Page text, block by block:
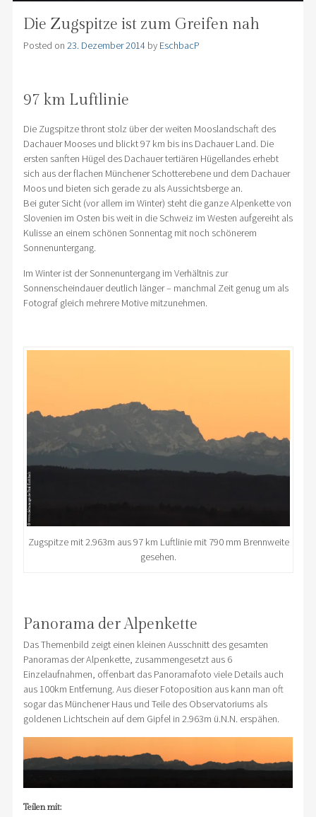
Die Zugspitze ist zum Greifen nah
Posted on 23. Dezember 2014by EschbacP
97 km Luftlinie
Die Zugspitze thront stolz über der weiten Mooslandschaft des
Dachauer Mooses und blickt 97 km bis ins Dachauer Land. Die
ersten sanften Hügel des Dachauer tertiären Hügellandes erhebt
sich aus der flachen Münchener Schotterebene und dem Dachauer
Moos und bieten sich gerade zu als Aussichtsberge an.
Bei guter Sicht (vor allem im Winter) steht die ganze Alpenkette von
Slovenien im Osten bis weit in die Schweiz im Westen aufgereiht als
Kulisse an einem schönen Sonnentag mit noch schönerem
Sonnenuntergang.
Im Winter ist der Sonnenuntergang im Verhältnis zur
Sonnenscheindauer deutlich länger – manchmal Zeit genug um als
Fotograf gleich mehrere Motive mitzunehmen.
Zugspitze mit 2.963m aus 97 km Luftlinie mit 790 mm Brennweite
gesehen.
Panorama der Alpenkette
Das Themenbild zeigt einen kleinen Ausschnitt des gesamten
Panoramas der Alpenkette, zusammengesetzt aus 6
Einzelaufnahmen, offenbart das Panoramafoto viele Details auch
aus 100km Entfernung. Aus dieser Fotoposition aus kann man oft
sogar das Münchener Haus und Teile des Observatoriums als
goldenen Lichtschein auf dem Gipfel in 2.963m ü.N.N. erspähen.
Teilen mit: